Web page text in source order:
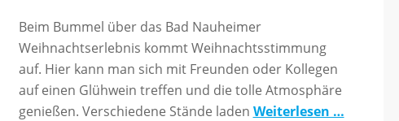
Beim Bummel über das Bad Nauheimer
Weihnachtserlebnis kommt Weihnachtsstimmung
auf. Hier kann man sich mit Freunden oder Kollegen
auf einen Glühwein treffen und die tolle Atmosphäre
genießen. Verschiedene Stände laden Weiterlesen …